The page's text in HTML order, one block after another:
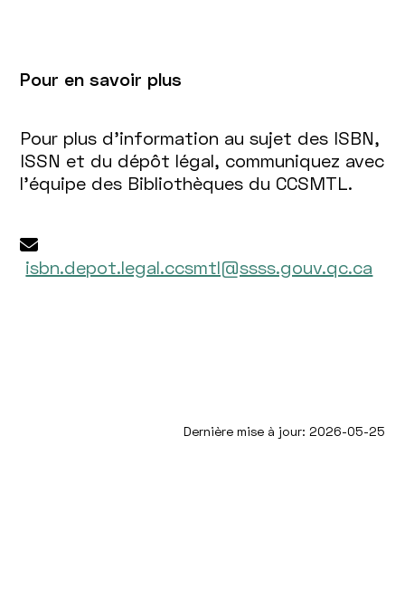
Pour en savoir plus
Pour plus d’information au sujet des ISBN,
ISSN et du dépôt légal, communiquez avec
l'équipe des Bibliothèques du CCSMTL.
isbn.depot.legal.ccsmtl@ssss.gouv.qc.ca
Dernière mise à jour: 2026-05-25